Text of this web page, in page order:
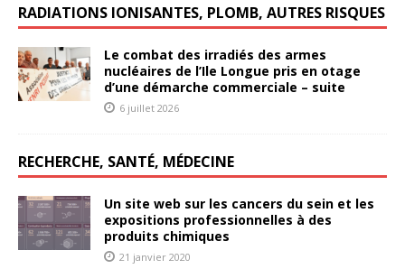
RADIATIONS IONISANTES, PLOMB, AUTRES RISQUES
Le combat des irradiés des armes
nucléaires de l’Ile Longue pris en otage
d’une démarche commerciale – suite
6 juillet 2026
RECHERCHE, SANTÉ, MÉDECINE
Un site web sur les cancers du sein et les
expositions professionnelles à des
produits chimiques
21 janvier 2020